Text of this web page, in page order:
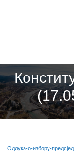
Одлука-о-избору-